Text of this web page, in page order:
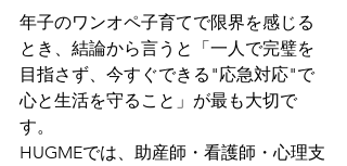
年子のワンオペ子育てで限界を感じる
とき、結論から言うと「一人で完璧を
目指さず、今すぐできる"応急対応"で
心と生活を守ること」が最も大切で
す。
HUGMEでは、助産師・看護師・心理支